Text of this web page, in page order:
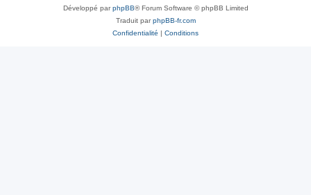
Développé parphpBB® Forum Software © phpBB Limited
Traduit parphpBB-fr.com
Confidentialité | Conditions